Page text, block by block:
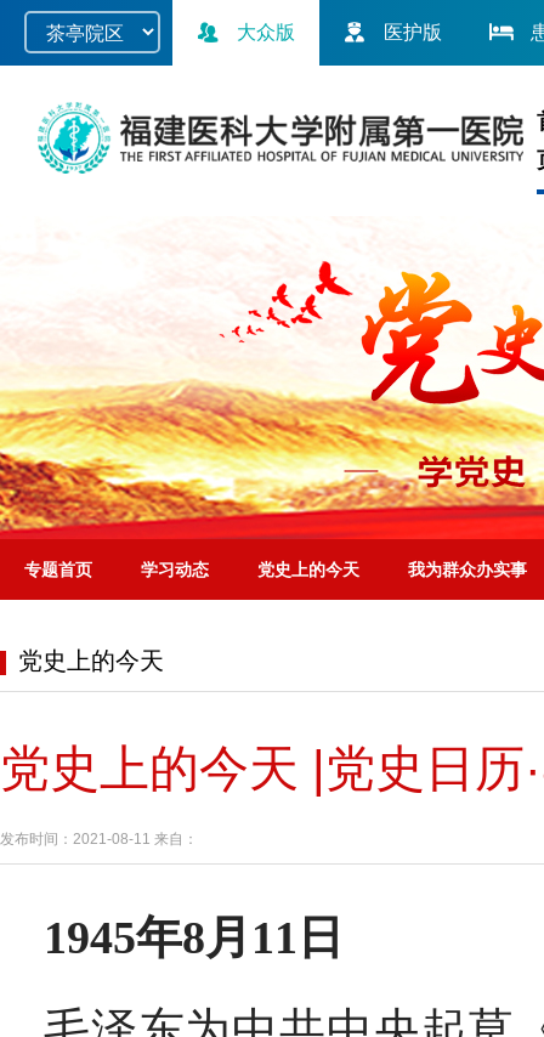
大众版 医护版
专题首页 学习动态 党史上的今天 我为群众办实事
党史上的今天
党史上的今天 |党史日历
发布时间：2021-08-11 来自：
1945年8月11日